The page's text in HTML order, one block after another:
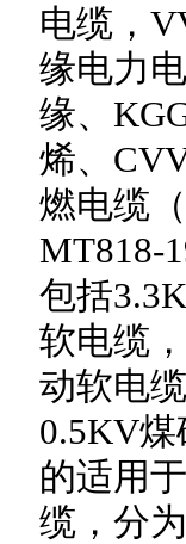
电缆，
缘电力
缘、
烯、
燃电缆
MT818-
包括
软电缆，
动软电
0.5KV煤
的适用
缆，分